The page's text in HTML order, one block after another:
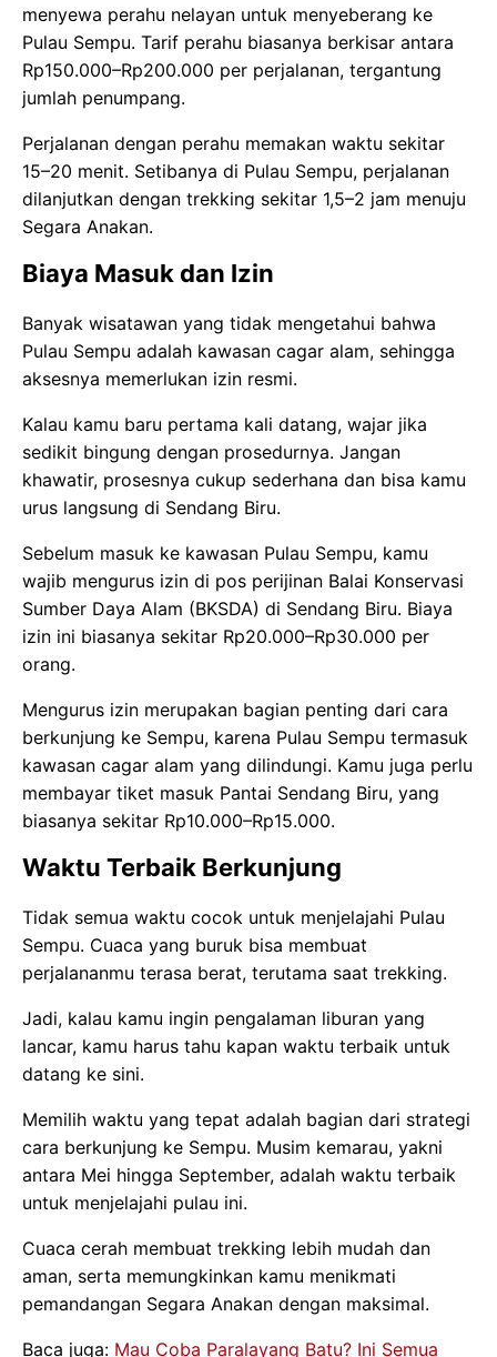
menyewa perahu nelayan untuk menyeberang ke
Pulau Sempu. Tarif perahu biasanya berkisar antara
Rp150.000–Rp200.000 per perjalanan, tergantung
jumlah penumpang.
Perjalanan dengan perahu memakan waktu sekitar
15–20 menit. Setibanya di Pulau Sempu, perjalanan
dilanjutkan dengan trekking sekitar 1,5–2 jam menuju
Segara Anakan.
Biaya Masuk dan Izin
Banyak wisatawan yang tidak mengetahui bahwa
Pulau Sempu adalah kawasan cagar alam, sehingga
aksesnya memerlukan izin resmi.
Kalau kamu baru pertama kali datang, wajar jika
sedikit bingung dengan prosedurnya. Jangan
khawatir, prosesnya cukup sederhana dan bisa kamu
urus langsung di Sendang Biru.
Sebelum masuk ke kawasan Pulau Sempu, kamu
wajib mengurus izin di pos perijinan Balai Konservasi
Sumber Daya Alam (BKSDA) di Sendang Biru. Biaya
izin ini biasanya sekitar Rp20.000–Rp30.000 per
orang.
Mengurus izin merupakan bagian penting dari cara
berkunjung ke Sempu, karena Pulau Sempu termasuk
kawasan cagar alam yang dilindungi. Kamu juga perlu
membayar tiket masuk Pantai Sendang Biru, yang
biasanya sekitar Rp10.000–Rp15.000.
Waktu Terbaik Berkunjung
Tidak semua waktu cocok untuk menjelajahi Pulau
Sempu. Cuaca yang buruk bisa membuat
perjalananmu terasa berat, terutama saat trekking.
Jadi, kalau kamu ingin pengalaman liburan yang
lancar, kamu harus tahu kapan waktu terbaik untuk
datang ke sini.
Memilih waktu yang tepat adalah bagian dari strategi
cara berkunjung ke Sempu. Musim kemarau, yakni
antara Mei hingga September, adalah waktu terbaik
untuk menjelajahi pulau ini.
Cuaca cerah membuat trekking lebih mudah dan
aman, serta memungkinkan kamu menikmati
pemandangan Segara Anakan dengan maksimal.
Baca juga: Mau Coba Paralayang Batu? Ini Semua